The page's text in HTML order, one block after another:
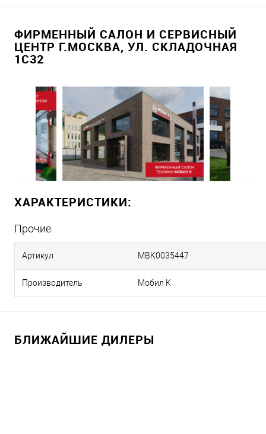
ФИРМЕННЫЙ САЛОН И СЕРВИСНЫЙ
ЦЕНТР Г.МОСКВА, УЛ. СКЛАДОЧНАЯ
1С32
ХАРАКТЕРИСТИКИ:
Прочие
Артикул MBK0035447
Производитель Мобил К
БЛИЖАЙШИЕ ДИЛЕРЫ